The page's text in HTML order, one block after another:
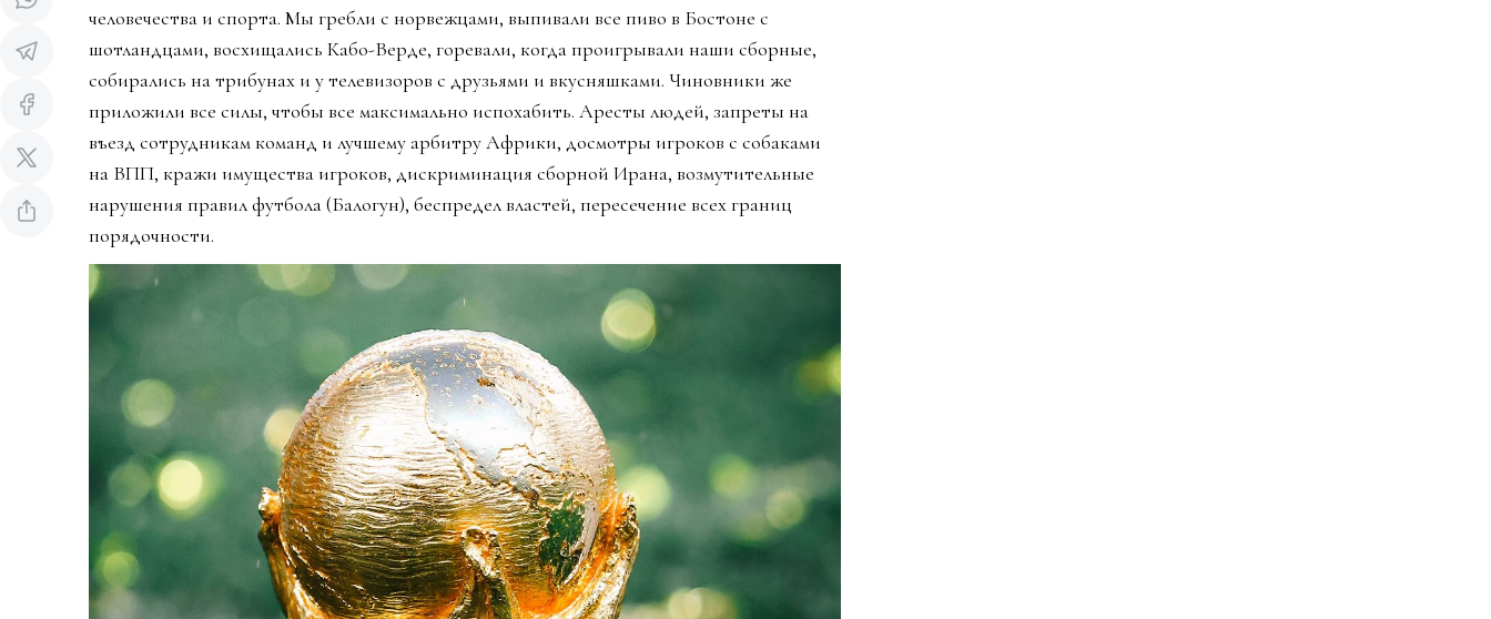
человечества и спорта. Мы гребли с норвежцами, выпивали все пиво в Бостоне с
шотландцами, восхищались Кабо-Верде, горевали, когда проигрывали наши сборные,
собирались на трибунах и у телевизоров с друзьями и вкусняшками. Чиновники же
приложили все силы, чтобы все максимально испохабить. Аресты людей, запреты на
въезд сотрудникам команд и лучшему арбитру Африки, досмотры игроков с собаками
на ВПП, кражи имущества игроков, дискриминация сборной Ирана, возмутительные
нарушения правил футбола (Балогун), беспредел властей, пересечение всех границ
порядочности.